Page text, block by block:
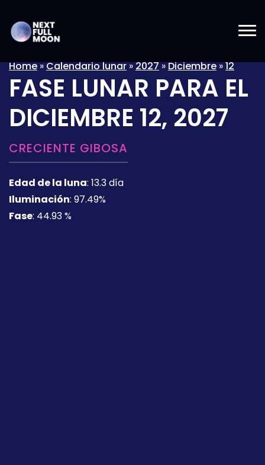
Home»Calendario lunar»2027»Diciembre»12
FASE LUNAR PARA EL
DICIEMBRE 12, 2027
CRECIENTE GIBOSA
Edad de la luna: 13.3 día
Iluminación: 97.49%
Fase: 44.93 %